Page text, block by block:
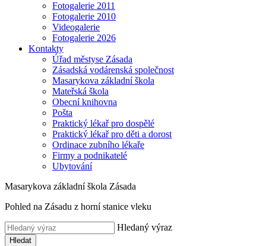
Fotogalerie 2011
Fotogalerie 2010
Videogalerie
Fotogalerie 2026
Kontakty
Úřad městyse Zásada
Zásadská vodárenská společnost
Masarykova základní škola
Mateřská škola
Obecní knihovna
Pošta
Praktický lékař pro dospělé
Praktický lékař pro děti a dorost
Ordinace zubního lékaře
Firmy a podnikatelé
Ubytování
Masarykova základní škola Zásada
Pohled na Zásadu z horní stanice vleku
Hledaný výraz
Hledat